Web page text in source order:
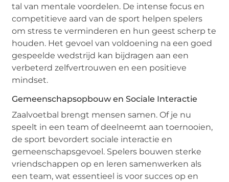
tal van mentale voordelen. De intense focus en
competitieve aard van de sport helpen spelers
om stress te verminderen en hun geest scherp te
houden. Het gevoel van voldoening na een goed
gespeelde wedstrijd kan bijdragen aan een
verbeterd zelfvertrouwen en een positieve
mindset.
Gemeenschapsopbouw en Sociale Interactie
Zaalvoetbal brengt mensen samen. Of je nu
speelt in een team of deelneemt aan toernooien,
de sport bevordert sociale interactie en
gemeenschapsgevoel. Spelers bouwen sterke
vriendschappen op en leren samenwerken als
een team, wat essentieel is voor succes op en